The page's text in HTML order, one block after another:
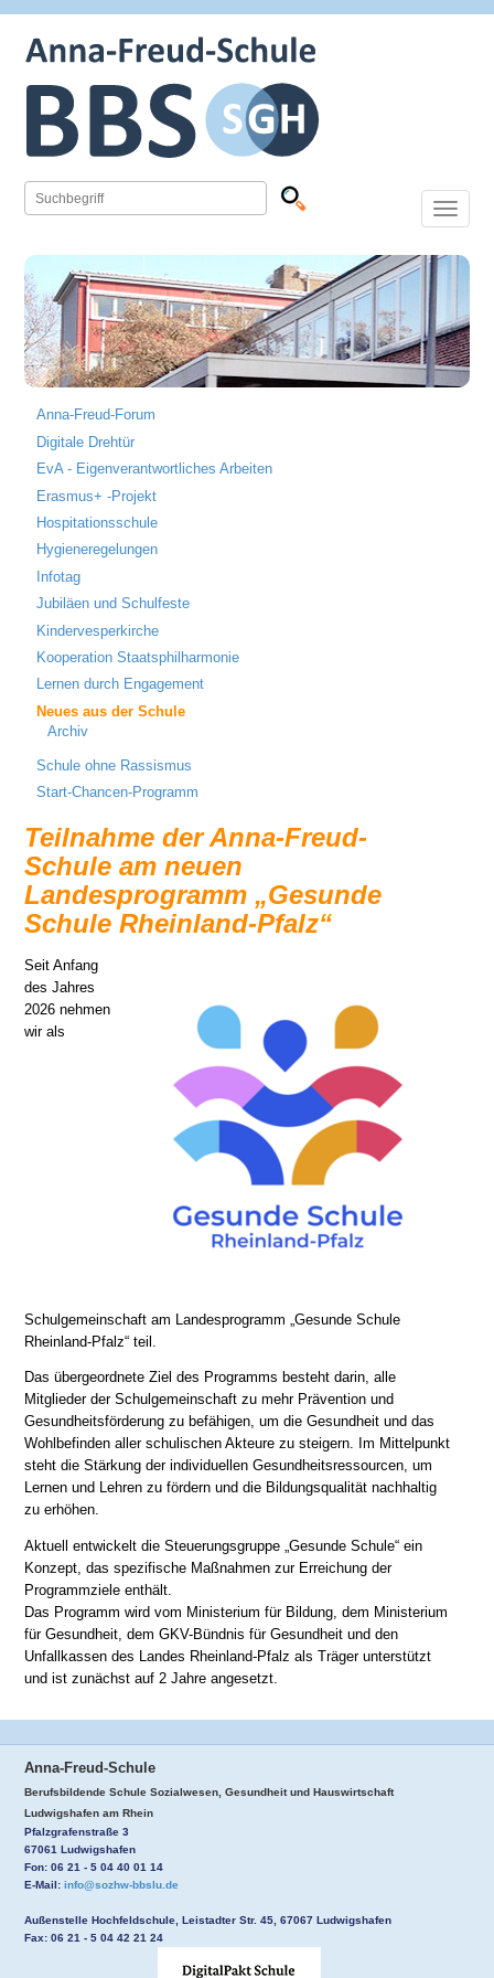
Toggle
navigation
Anna-Freud-Forum
Digitale Drehtür
EvA - Eigenverantwortliches Arbeiten
Erasmus+ -Projekt
Hospitationsschule
Hygieneregelungen
Infotag
Jubiläen und Schulfeste
Kindervesperkirche
Kooperation Staatsphilharmonie
Lernen durch Engagement
Neues aus der Schule
Archiv
Schule ohne Rassismus
Start-Chancen-Programm
Teilnahme der Anna-Freud-
Schule am neuen
Landesprogramm „Gesunde
Schule Rheinland-Pfalz“
Seit Anfang
des Jahres
2026 nehmen
wir als
Schulgemeinschaft am Landesprogramm „Gesunde Schule
Rheinland-Pfalz“ teil.
Das übergeordnete Ziel des Programms besteht darin, alle
Mitglieder der Schulgemeinschaft zu mehr Prävention und
Gesundheitsförderung zu befähigen, um die Gesundheit und das
Wohlbefinden aller schulischen Akteure zu steigern. Im Mittelpunkt
steht die Stärkung der individuellen Gesundheitsressourcen, um
Lernen und Lehren zu fördern und die Bildungsqualität nachhaltig
zu erhöhen.
Aktuell entwickelt die Steuerungsgruppe „Gesunde Schule“ ein
Konzept, das spezifische Maßnahmen zur Erreichung der
Programmziele enthält.
Das Programm wird vom Ministerium für Bildung, dem Ministerium
für Gesundheit, dem GKV-Bündnis für Gesundheit und den
Unfallkassen des Landes Rheinland-Pfalz als Träger unterstützt
und ist zunächst auf 2 Jahre angesetzt.
Anna-Freud-Schule
Berufsbildende Schule Sozialwesen, Gesundheit und Hauswirtschaft
Ludwigshafen am Rhein
Pfalzgrafenstraße 3
67061 Ludwigshafen
Fon: 06 21 - 5 04 40 01 14
E-Mail:info@sozhw-bbslu.de
Außenstelle Hochfeldschule, Leistadter Str. 45, 67067 Ludwigshafen
Fax: 06 21 - 5 04 42 21 24